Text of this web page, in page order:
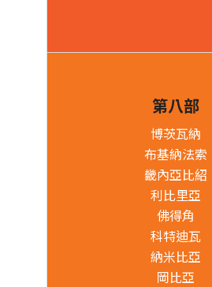
第八部
博茨瓦納
布基納法索
畿內亞比紹
利比里亞
佛得角
科特迪瓦
納米比亞
岡比亞